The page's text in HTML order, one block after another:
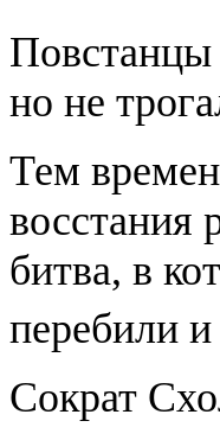
Повстанцы
но не
Тем
восстания
битва, в
перебили
Сократ